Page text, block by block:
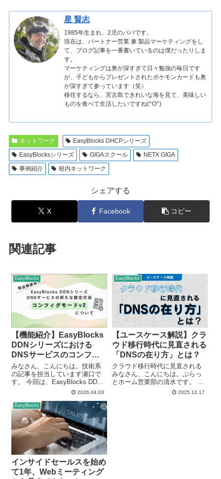
星 賢志
1985年生まれ、2児のパパです。
現在は、パートナー営業 兼 製品マーケティングをし
て、ブログ記事を一番書いているのは僕だったりしま
す。
マーケティングは奥が深すぎて日々勉強の毎日です
が、子どもからプレゼントされたポケモンカードも奥
が深すぎて参っています（笑）
移住するなら、宮古島できれいな海を見て、美味しい
ものを食べて生活したいですね(^O^)
ネットワーク
EasyBlocks DHCPシリーズ
EasyBlocksシリーズ
GIGAスクール
NETX GIGA
事例紹介
校内ネットワーク
シェアする
X Facebook コピー
関連記事
EasyBlocks
【機能紹介】EasyBlocks
DDNシリーズにおける
DNSサービスのコンフィ
グモードv2について
みなさん、こんにちは。技術系
の記事を担当しています瀬口で
す。 今回は、EasyBlocks DDN
シリーズの最新アップデートに
の「コンフィグモードv2」をご
紹介します。従来のDNSサーバ
ーの設定方法は「コンフィ...
2026.04.03
EasyBlocks
【ユースケース解説】クラ
ウド移行時代に見直される
「DNSの在り方」とは？
クラウド移行時代に見直される
みなさん、こんにちは。ぷらっ
とホーム営業部の清水です。 近
年、DNSアプライアンスに関す
2025.12.17
EasyBlocks
インサイドセールスを始め
て1年、Webミーティング